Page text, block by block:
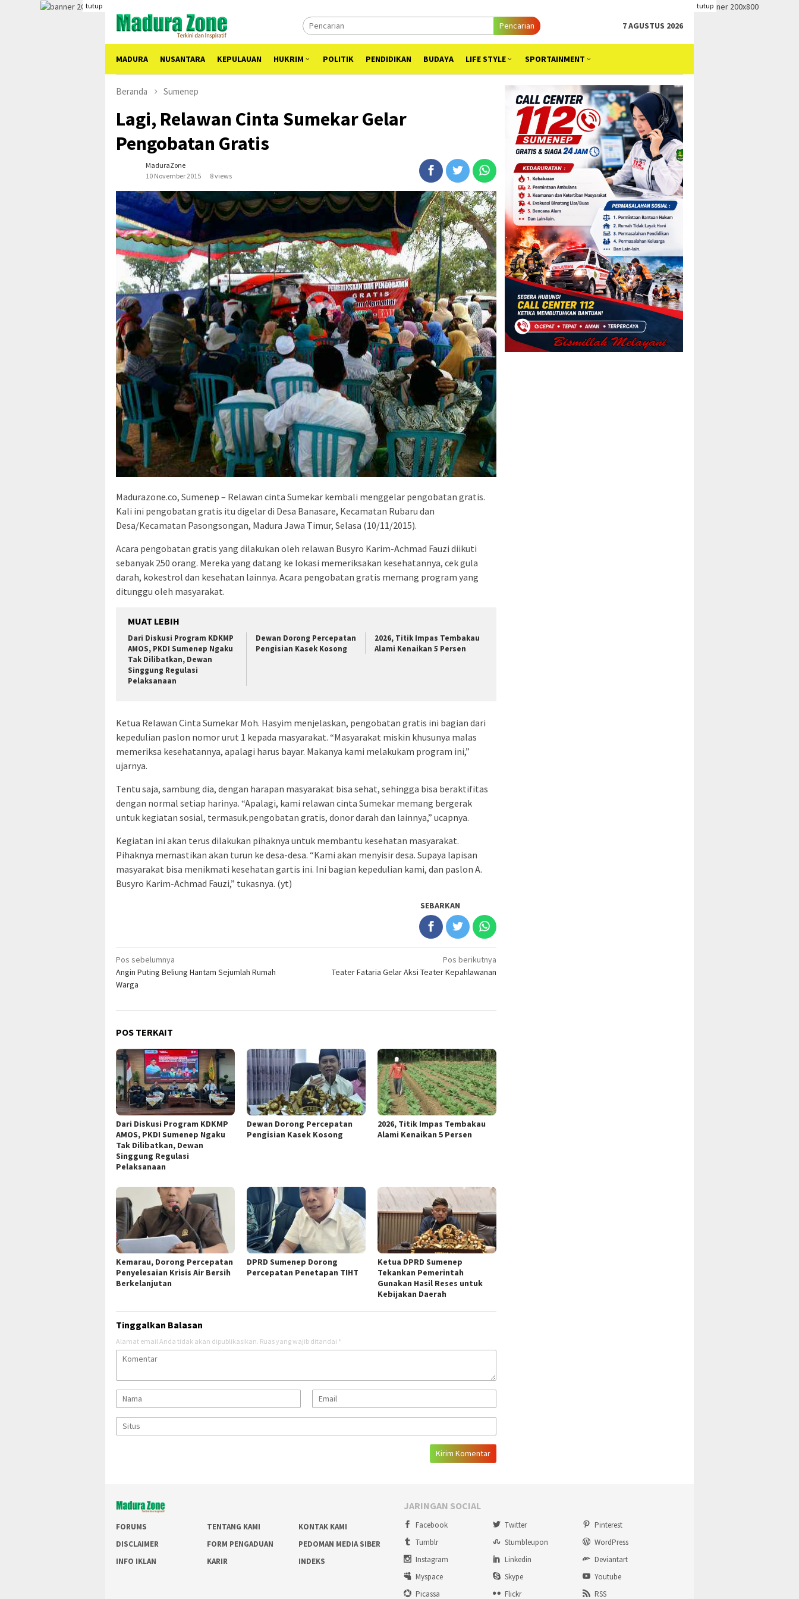
content
tutup tutup
Pencarian 7 AGUSTUS 2026
MADURA NUSANTARA KEPULAUAN HUKRIM POLITIK PENDIDIKAN BUDAYA LIFE STYLE SPORTAINMENT
Beranda Sumenep
Lagi, Relawan Cinta Sumekar Gelar
Pengobatan Gratis
MaduraZone
10 November 2015
8 views
Madurazone.co, Sumenep – Relawan cinta Sumekar kembali menggelar pengobatan gratis.
Kali ini pengobatan gratis itu digelar di Desa Banasare, Kecamatan Rubaru dan
Desa/Kecamatan Pasongsongan, Madura Jawa Timur, Selasa (10/11/2015).
Acara pengobatan gratis yang dilakukan oleh relawan Busyro Karim-Achmad Fauzi diikuti
sebanyak 250 orang. Mereka yang datang ke lokasi memeriksakan kesehatannya, cek gula
darah, kokestrol dan kesehatan lainnya. Acara pengobatan gratis memang program yang
ditunggu oleh masyarakat.
MUAT LEBIH
Dari Diskusi Program KDKMP
AMOS, PKDI Sumenep Ngaku
Tak Dilibatkan, Dewan
Singgung Regulasi
Pelaksanaan
Dewan Dorong Percepatan
Pengisian Kasek Kosong
2026, Titik Impas Tembakau
Alami Kenaikan 5 Persen
Ketua Relawan Cinta Sumekar Moh. Hasyim menjelaskan, pengobatan gratis ini bagian dari
kepedulian paslon nomor urut 1 kepada masyarakat. “Masyarakat miskin khusunya malas
memeriksa kesehatannya, apalagi harus bayar. Makanya kami melakukam program ini,”
ujarnya.
Tentu saja, sambung dia, dengan harapan masyarakat bisa sehat, sehingga bisa beraktifitas
dengan normal setiap harinya. “Apalagi, kami relawan cinta Sumekar memang bergerak
untuk kegiatan sosial, termasuk.pengobatan gratis, donor darah dan lainnya,” ucapnya.
Kegiatan ini akan terus dilakukan pihaknya untuk membantu kesehatan masyarakat.
Pihaknya memastikan akan turun ke desa-desa. “Kami akan menyisir desa. Supaya lapisan
masyarakat bisa menikmati kesehatan gartis ini. Ini bagian kepedulian kami, dan paslon A.
Busyro Karim-Achmad Fauzi,” tukasnya. (yt)
SEBARKAN
Navigasi
pos
Pos sebelumnya
Angin Puting Beliung Hantam Sejumlah Rumah
Warga
Pos berikutnya
Teater Fataria Gelar Aksi Teater Kepahlawanan
POS TERKAIT
Dari Diskusi Program KDKMP
AMOS, PKDI Sumenep Ngaku
Tak Dilibatkan, Dewan
Singgung Regulasi
Pelaksanaan
Dewan Dorong Percepatan
Pengisian Kasek Kosong
2026, Titik Impas Tembakau
Alami Kenaikan 5 Persen
Kemarau, Dorong Percepatan
Penyelesaian Krisis Air Bersih
Berkelanjutan
DPRD Sumenep Dorong
Percepatan Penetapan TIHT
Ketua DPRD Sumenep
Tekankan Pemerintah
Gunakan Hasil Reses untuk
Kebijakan Daerah
Tinggalkan Balasan
Alamat email Anda tidak akan dipublikasikan. Ruas yang wajib ditandai *
FORUMS TENTANG KAMI
KONTAK KAMI
DISCLAIMER
FORM PENGADUAN
PEDOMAN MEDIA SIBER
INFO IKLAN
KARIR INDEKS
JARINGAN SOCIAL
Facebook Twitter
Pinterest
Tumblr
Stumbleupon
WordPress
Instagram
Linkedin
Deviantart
Myspace
Skype
Youtube
Picassa
Flickr RSS